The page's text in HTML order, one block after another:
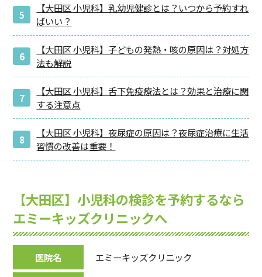
【大田区 小児科】乳幼児健診とは？いつから予約すれ
ばいい？
【大田区 小児科】子どもの発熱・咳の原因は？対処方
法も解説
【大田区 小児科】舌下免疫療法とは？効果と治療に関
する注意点
【大田区 小児科】夜尿症の原因は？夜尿症治療に生活
習慣の改善は重要！
【大田区】小児科の検診を予約するなら
エミーキッズクリニックへ
医院名 エミーキッズクリニック